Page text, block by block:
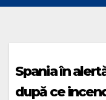
Spania în
după ce